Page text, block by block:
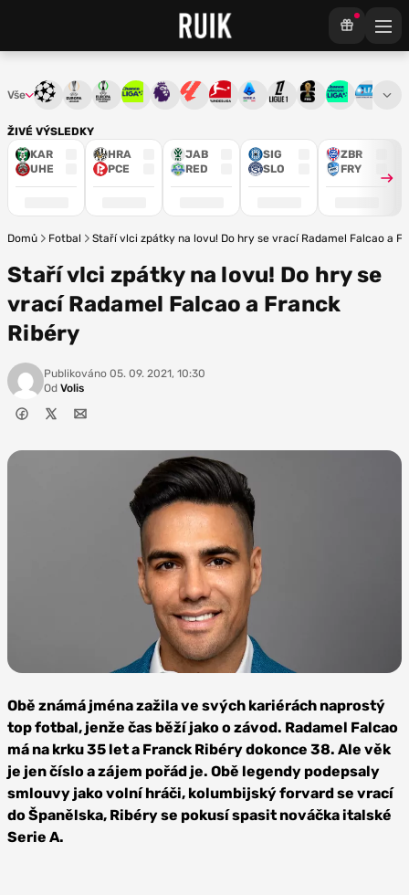
ŽIVÉ VÝSLEDKY
KAR
UHE
HRA
PCE
JAB
RED
SIG
SLO
ZBR
FRY
Vše Liga mistrůEvropská liga
Konferenční liga
Chance ligaPremier League
La LigaBundesliga
Serie ALigue 1Mistrovství světa
Chance3. ČFL
Domů Fotbal Staří vlci zpátky na lovu! Do hry se vrací Radamel Falcao a
Staří vlci zpátky na lovu! Do hry se
vrací Radamel Falcao a Franck
Ribéry
Publikováno 05. 09. 2021, 10:30
Od Volis
CC BY-SA 4.0
Obě známá jména zažila ve svých kariérách naprostý
top fotbal, jenže čas běží jako o závod. Radamel Falcao
má na krku 35 let a Franck Ribéry dokonce 38. Ale věk
je jen číslo a zájem pořád je. Obě legendy podepsaly
smlouvy jako volní hráči, kolumbijský forvard se vrací
do Španělska, Ribéry se pokusí spasit nováčka italské
Serie A.